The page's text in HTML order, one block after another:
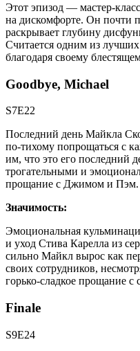
Этот эпизод — мастер-
на дискомфорте. Он почти
раскрывает глубину
Считается одним из
благодаря своему
Goodbye, Michael
S7E22
Последний день Майкла
по-тихому попрощаться с
им, что это его последний
трогательными и
прощание с Джимом и Пэм.
Значимость:
Эмоциональная
и уход Стива Карелла из
сильно Майкл вырос как
своих сотрудников,
горько-сладкое прощание с
Finale
S9E24